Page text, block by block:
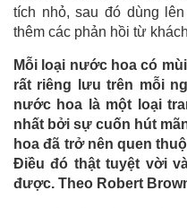
tích nhỏ, sau đó dùng
thêm các phản hồi từ
Mỗi loại nước hoa có
rất riêng lưu trên mỗi
nước hoa là một loại
nhất bởi sự cuốn hút
hoa đã trở nên quen
Điều đó thật tuyệt vời
được. Theo Robert